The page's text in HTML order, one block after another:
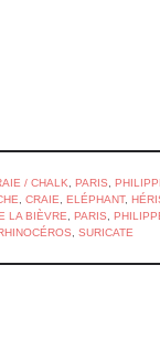
/ CHALK PARIS
CRAIE ELÉPHANT,
LA BIÈVRE PARIS
SURICATE